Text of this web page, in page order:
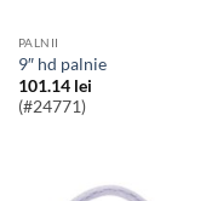
PALNII
9″ hd palnie
101.14 lei
(#24771)